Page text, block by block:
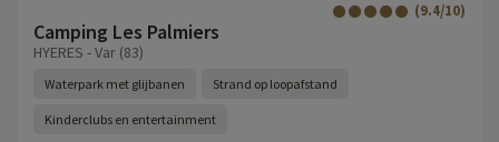
Camping Les Palmiers
(9.4/10)
HYERES - Var (83)
Waterpark met glijbanen Strand op loopafstand
Kinderclubs en entertainment